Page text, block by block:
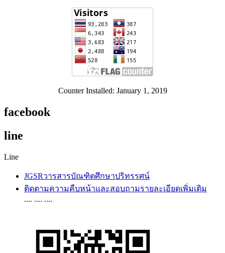
Counter Installed: January 1, 2019
facebook
line
Line
JGSRวารสารบัณฑิตศึกษาปริทรรศน์
ติดตามความคืบหน้าและสอบถามรายละเอียดเพิ่มเติม
.... .... ....